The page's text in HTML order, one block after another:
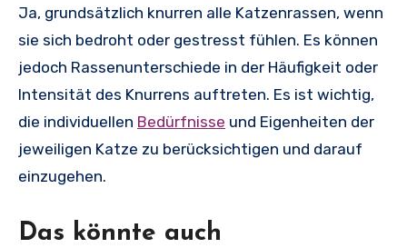
Ja, grundsätzlich knurren alle Katzenrassen, wenn
sie sich bedroht oder gestresst fühlen. Es können
jedoch Rassenunterschiede in der Häufigkeit oder
Intensität des Knurrens auftreten. Es ist wichtig,
die individuellen Bedürfnisse und Eigenheiten der
jeweiligen Katze zu berücksichtigen und darauf
einzugehen.
Das könnte auch